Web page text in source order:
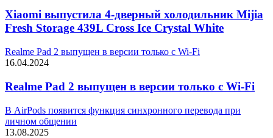
Xiaomi выпустила 4-дверный холодильник Mijia
Fresh Storage 439L Cross Ice Crystal White
Realme Pad 2 выпущен в версии только с Wi-Fi
16.04.2024
Realme Pad 2 выпущен в версии только с Wi-Fi
В AirPods появится функция синхронного перевода при
личном общении
13.08.2025